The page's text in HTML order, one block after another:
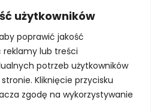
użytkowników
poprawić jakość
reklamy lub treści
potrzeb użytkowników
Kliknięcie przycisku
zgodę na wykorzystywanie
JOIN OUR
MAILING
By subscribing,
you agree to
ourTerms of
UseandPrivacy
Policy.
.
.